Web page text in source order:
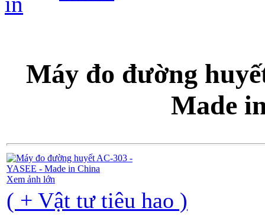
Máy đo đường
Made
Xem ảnh lớn
( + Vật tư tiêu hao )